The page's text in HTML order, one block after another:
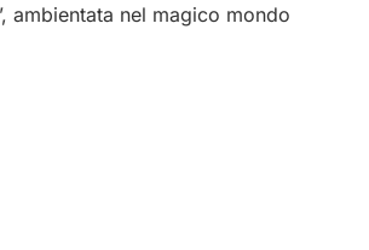
ambientata nel magico mondo